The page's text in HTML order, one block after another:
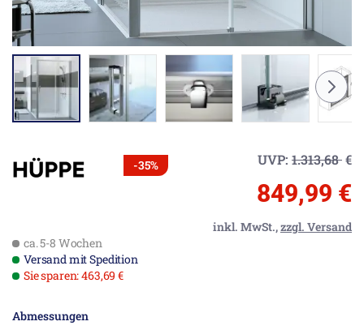
-35% UVP: 1.313,68€
849,99 €
inkl. MwSt.,zzgl. Versand
ca. 5-8 Wochen
Versand mit Spedition
Sie sparen: 463,69 €
Abmessungen